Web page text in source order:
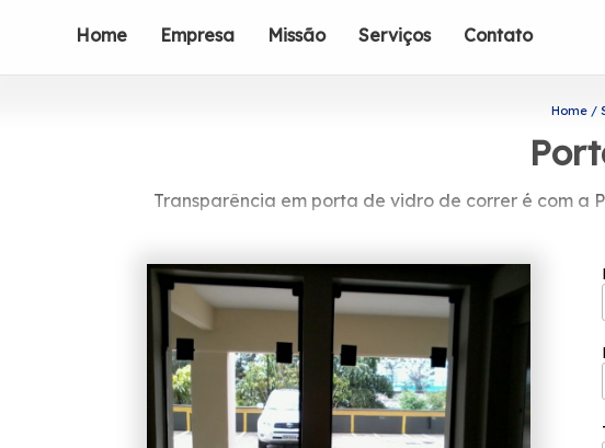
Home Empresa Missão Serviços Contato
Home
Transparência em porta de vidro de correr é com a
Com agilidade e dedicação, nos tornamos uma